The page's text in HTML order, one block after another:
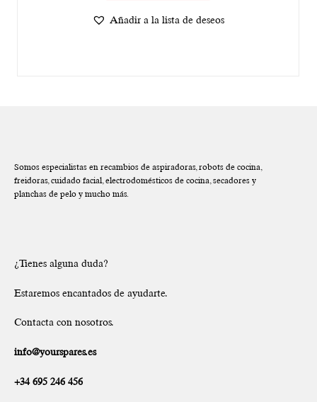
Añadir a la lista de deseos
Somos especialistas en recambios de aspiradoras, robots de cocina,
freidoras, cuidado facial, electrodomésticos de cocina, secadores y
planchas de pelo y mucho más.
¿Tienes alguna duda?
Estaremos encantados de ayudarte.
Contacta con nosotros.
info@yourspares.es
+34 695 246 456